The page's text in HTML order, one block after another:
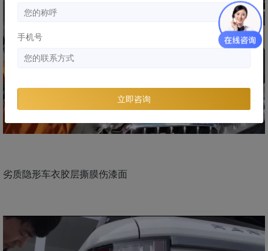
劣质隐形车衣胶层撕膜伤漆面
手机号
立即咨询